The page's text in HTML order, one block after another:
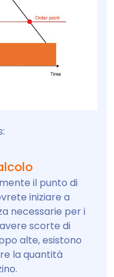
il punto di
iniziare a
necessarie per i
scorte di
alte, esistono
la quantità